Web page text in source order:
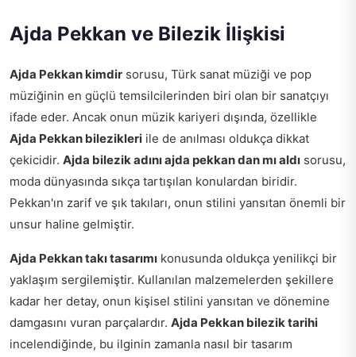
Ajda Pekkan ve Bilezik İlişkisi
Ajda Pekkan kimdir sorusu, Türk sanat müziği ve pop
müziğinin en güçlü temsilcilerinden biri olan bir sanatçıyı
ifade eder. Ancak onun müzik kariyeri dışında, özellikle
Ajda Pekkan bilezikleri ile de anılması oldukça dikkat
çekicidir. Ajda bilezik adını ajda pekkan dan mı aldı sorusu,
moda dünyasında sıkça tartışılan konulardan biridir.
Pekkan'ın zarif ve şık takıları, onun stilini yansıtan önemli bir
unsur haline gelmiştir.
Ajda Pekkan takı tasarımı konusunda oldukça yenilikçi bir
yaklaşım sergilemiştir. Kullanılan malzemelerden şekillere
kadar her detay, onun kişisel stilini yansıtan ve dönemine
damgasını vuran parçalardır. Ajda Pekkan bilezik tarihi
incelendiğinde, bu ilginin zamanla nasıl bir tasarım